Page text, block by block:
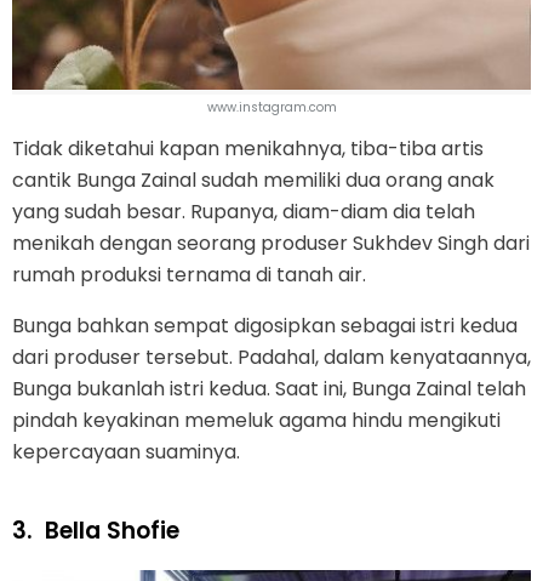
www.instagram.com
Tidak diketahui kapan menikahnya, tiba-tiba artis
cantik Bunga Zainal sudah memiliki dua orang anak
yang sudah besar. Rupanya, diam-diam dia telah
menikah dengan seorang produser Sukhdev Singh dari
rumah produksi ternama di tanah air.
Bunga bahkan sempat digosipkan sebagai istri kedua
dari produser tersebut. Padahal, dalam kenyataannya,
Bunga bukanlah istri kedua. Saat ini, Bunga Zainal telah
pindah keyakinan memeluk agama hindu mengikuti
kepercayaan suaminya.
3. Bella Shofie